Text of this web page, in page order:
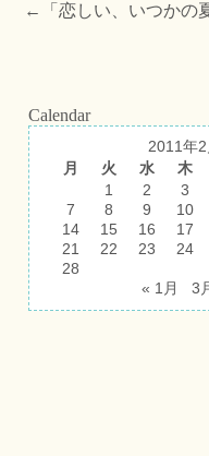
←「 恋しい、いつかの
Calendar
2011年2
月
火 水 木
1
2 3
7
8 9 10
14
15 16 17
21
22 23 24
28
« 1月
3